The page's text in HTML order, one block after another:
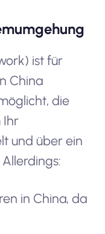
ist für
China
die
Ihr
und über ein
in China, da